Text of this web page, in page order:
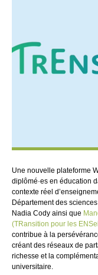
Une nouvelle plateforme
diplômé·es en éducation
contexte réel
Département des
Nadia Cody ainsi que
(TRansition pour les
contribue à la
créant des réseaux de
richesse et la
universitaire.